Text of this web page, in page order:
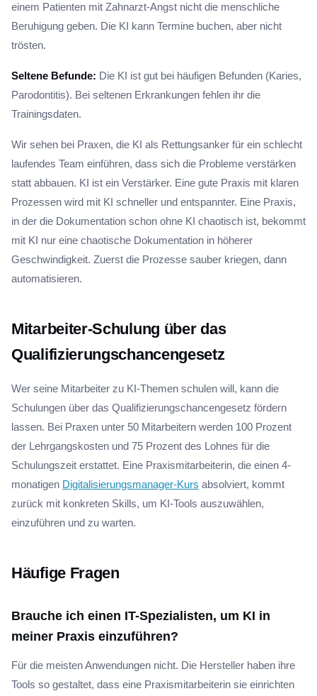
einem Patienten mit Zahnarzt-Angst nicht die menschliche
Beruhigung geben. Die KI kann Termine buchen, aber nicht
trösten.
Seltene Befunde: Die KI ist gut bei häufigen Befunden (Karies,
Parodontitis). Bei seltenen Erkrankungen fehlen ihr die
Trainingsdaten.
Wir sehen bei Praxen, die KI als Rettungsanker für ein schlecht
laufendes Team einführen, dass sich die Probleme verstärken
statt abbauen. KI ist ein Verstärker. Eine gute Praxis mit klaren
Prozessen wird mit KI schneller und entspannter. Eine Praxis,
in der die Dokumentation schon ohne KI chaotisch ist, bekommt
mit KI nur eine chaotische Dokumentation in höherer
Geschwindigkeit. Zuerst die Prozesse sauber kriegen, dann
automatisieren.
Mitarbeiter-Schulung über das
Qualifizierungschancengesetz
Wer seine Mitarbeiter zu KI-Themen schulen will, kann die
Schulungen über das Qualifizierungschancengesetz fördern
lassen. Bei Praxen unter 50 Mitarbeitern werden 100 Prozent
der Lehrgangskosten und 75 Prozent des Lohnes für die
Schulungszeit erstattet. Eine Praxismitarbeiterin, die einen 4-
monatigen Digitalisierungsmanager-Kurs absolviert, kommt
zurück mit konkreten Skills, um KI-Tools auszuwählen,
einzuführen und zu warten.
Häufige Fragen
Brauche ich einen IT-Spezialisten, um KI in
meiner Praxis einzuführen?
Für die meisten Anwendungen nicht. Die Hersteller haben ihre
Tools so gestaltet, dass eine Praxismitarbeiterin sie einrichten